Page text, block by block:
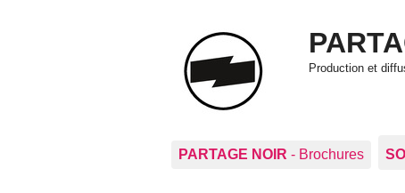
Production et
PARTAGE NOIR - Brochures